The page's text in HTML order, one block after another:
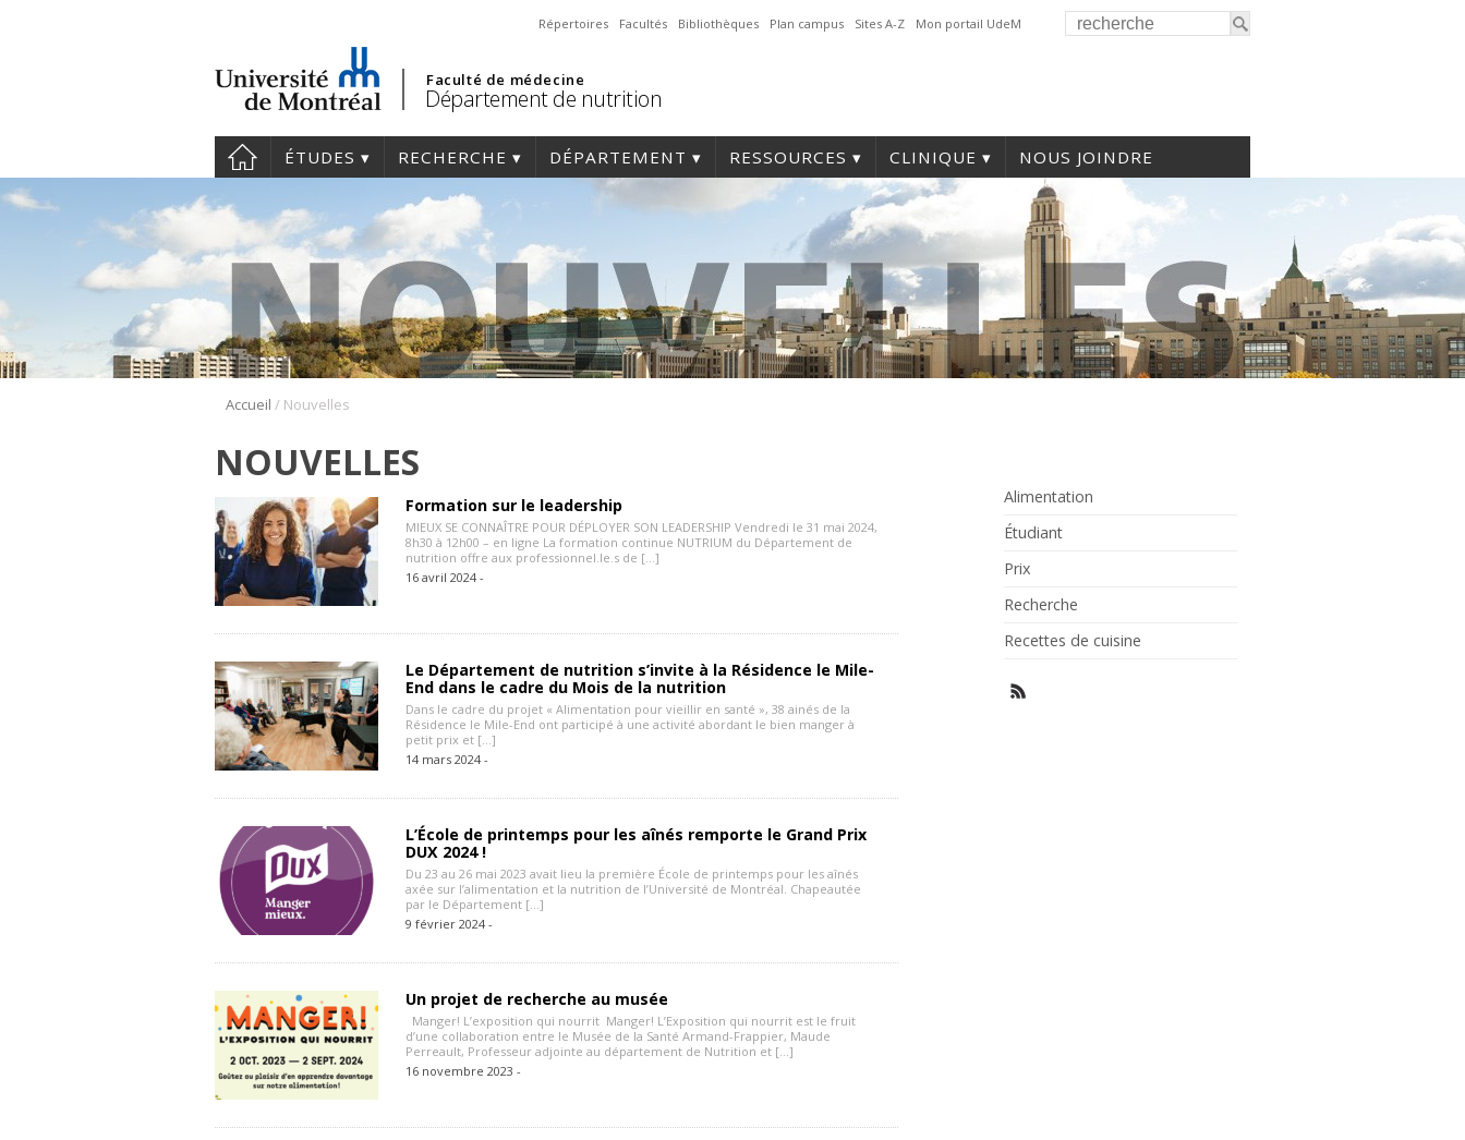
Répertoires Facultés Bibliothèques Plan campus Sites A-Z Mon portail UdeM
Faculté de médecine
Département de nutrition
ÉTUDES RECHERCHE DÉPARTEMENT RESSOURCES CLINIQUE NOUS JOINDRE
Accueil / Nouvelles
NOUVELLES
Formation sur le leadership
MIEUX SE CONNAÎTRE POUR DÉPLOYER SON LEADERSHIP Vendredi le 31 mai 2024,
8h30 à 12h00 – en ligne La formation continue NUTRIUM du Département de
nutrition offre aux professionnel.le.s de […]
16 avril 2024 -
Le Département de nutrition s’invite à la Résidence le Mile-
End dans le cadre du Mois de la nutrition
Dans le cadre du projet « Alimentation pour vieillir en santé », 38 ainés de la
Résidence le Mile-End ont participé à une activité abordant le bien manger à
petit prix et […]
14 mars 2024 -
L’École de printemps pour les aînés remporte le Grand Prix
DUX 2024 !
Du 23 au 26 mai 2023 avait lieu la première École de printemps pour les aînés
axée sur l’alimentation et la nutrition de l’Université de Montréal. Chapeautée
par le Département […]
9 février 2024 -
Un projet de recherche au musée
Manger! L’exposition qui nourrit Manger! L’Exposition qui nourrit est le fruit
d’une collaboration entre le Musée de la Santé Armand-Frappier, Maude
Perreault, Professeur adjointe au département de Nutrition et […]
16 novembre 2023 -
Alimentation
Étudiant
Prix
Recherche
Recettes de cuisine